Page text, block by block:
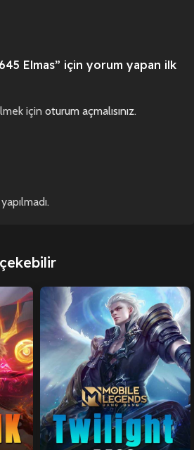
Elmas” için yorum yapan ilk
için oturum açmalısınız.